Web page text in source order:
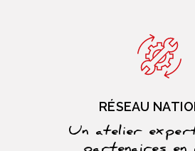
RÉSEAU
Un atelier